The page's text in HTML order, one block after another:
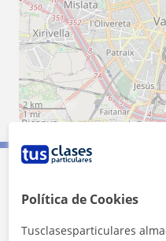
2 km
1 mi
Contacta con Yago
Tarifa
Política de Cookies
Tusclasesparticulares